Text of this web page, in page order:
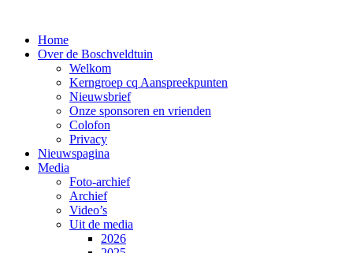
Home
Over de Boschveldtuin
Welkom
Kerngroep cq Aanspreekpunten
Nieuwsbrief
Onze sponsoren en vrienden
Colofon
Privacy
Nieuwspagina
Media
Foto-archief
Archief
Video’s
Uit de media
2026